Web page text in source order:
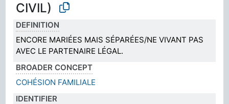
CIVIL)
DEFINITION
ENCORE MARIÉES MAIS SÉPARÉES/NE VIVANT PAS
AVEC LE PARTENAIRE LÉGAL.
BROADER CONCEPT
COHÉSION FAMILIALE
IDENTIFIER